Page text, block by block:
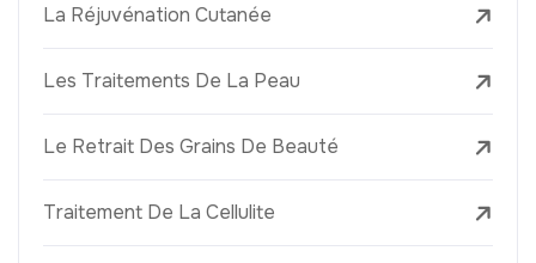
La Réjuvénation Cutanée
Les Traitements De La Peau
Le Retrait Des Grains De Beauté
Traitement De La Cellulite